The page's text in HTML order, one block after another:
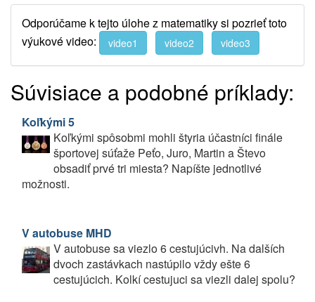
Odporúčame k tejto úlohe z matematiky si pozrieť toto
výukové video:
video1 video2 video3
Súvisiace a podobné príklady:
Koľkými 5
Koľkými spôsobmi mohli štyria účastníci finále
športovej súťaže Peťo, Juro, Martin a Števo
obsadiť prvé tri miesta? Napíšte jednotlivé
možnosti.
V autobuse MHD
V autobuse sa viezlo 6 cestujúcivh. Na dalších
dvoch zastávkach nastúpilo vždy ešte 6
cestujúcich. Kolkí cestujuci sa viezli dalej spolu?